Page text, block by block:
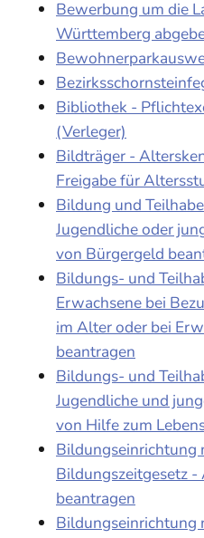
Bewerbung um die
Württemberg
Bibliothek -
(Verleger)
Bildträger -
Freigabe für
Bildung und
Jugendliche oder
von Bürgergeld
Bildungs- und
Erwachsene bei
im Alter oder bei
beantragen
Bildungs- und
Jugendliche und
von Hilfe zum
Bildungseinrichtung
Bildungszeitgesetz -
beantragen
Bildungseinrichtung